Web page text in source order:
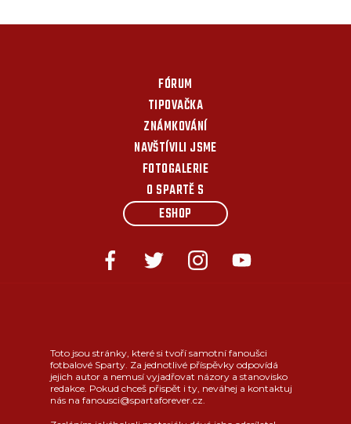
FÓRUM
TIPOVAČKA
ZNÁMKOVÁNÍ
NAVŠTÍVILI JSME
FOTOGALERIE
O SPARTĚ S
ESHOP
Toto jsou stránky, které si tvoří samotní fanoušci
fotbalové Sparty. Za jednotlivé příspěvky odpovídá
jejich autor a nemusí vyjadřovat názory a stanovisko
redakce. Pokud chceš přispět i ty, neváhej a kontaktuj
nás na fanousci@spartaforever.cz.